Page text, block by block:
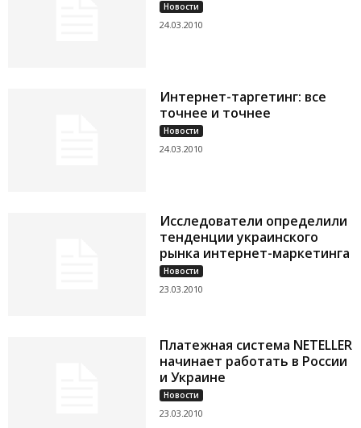
Новости
24.03.2010
Интернет-таргетинг: все
точнее и точнее
Новости
24.03.2010
Исследователи определили
тенденции украинского
рынка интернет-маркетинга
Новости
23.03.2010
Платежная система NETELLER
начинает работать в России
и Украине
Новости
23.03.2010